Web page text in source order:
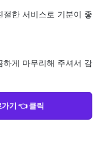
한 서비스로 기분이 좋
하게 마무리해 주셔서 감
기 👈 클릭